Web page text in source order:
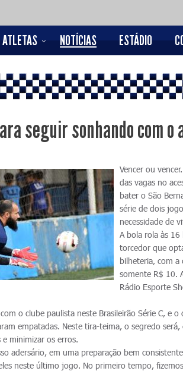
ATLETAS NOTÍCIAS ESTÁDIO
seguir sonhando com o
Vencer ou
das vagas no
bater o São
série de dois
necessidade de
A bola rola às
torcedor que
bilheteria, com a
somente R$ 10.
Rádio Esporte
o clube paulista neste Brasileirão Série C, e
empatadas. Neste tira-teima, o segredo
minimizar os erros.
adersário, em uma preparação bem
neste último jogo. No primeiro tempo,